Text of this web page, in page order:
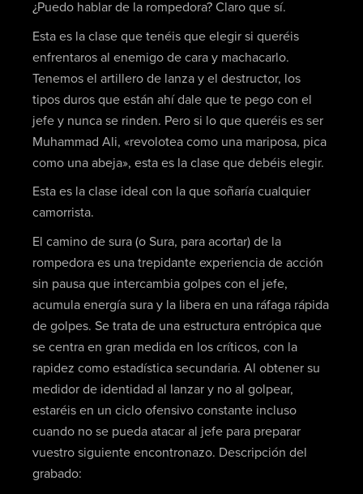
¿Puedo hablar de la rompedora? Claro que sí.
Esta es la clase que tenéis que elegir si queréis
enfrentaros al enemigo de cara y machacarlo.
Tenemos el artillero de lanza y el destructor, los
tipos duros que están ahí dale que te pego con el
jefe y nunca se rinden. Pero si lo que queréis es ser
Muhammad Ali, «revolotea como una mariposa, pica
como una abeja», esta es la clase que debéis elegir.
Esta es la clase ideal con la que soñaría cualquier
camorrista.
El camino de sura (o Sura, para acortar) de la
rompedora es una trepidante experiencia de acción
sin pausa que intercambia golpes con el jefe,
acumula energía sura y la libera en una ráfaga rápida
de golpes. Se trata de una estructura entrópica que
se centra en gran medida en los críticos, con la
rapidez como estadística secundaria. Al obtener su
medidor de identidad al lanzar y no al golpear,
estaréis en un ciclo ofensivo constante incluso
cuando no se pueda atacar al jefe para preparar
vuestro siguiente encontronazo. Descripción del
grabado: